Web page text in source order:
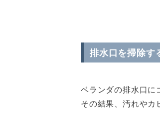
排水口を掃除す
ベランダの排水口に
その結果、汚れやカ